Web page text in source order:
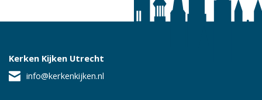
Kerken Kijken Utrecht
info@kerkenkijken.nl